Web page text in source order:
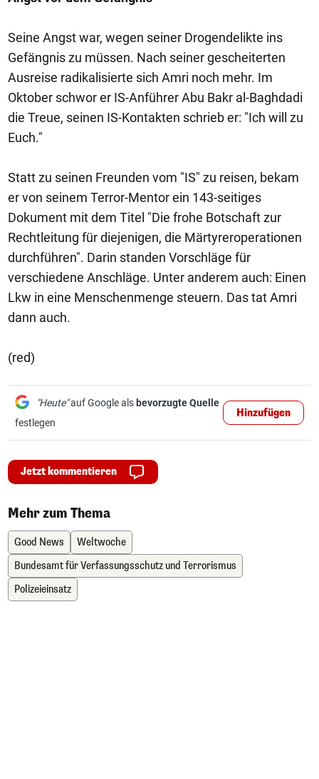
Seine Angst war, wegen seiner Drogendelikte ins
Gefängnis zu müssen. Nach seiner gescheiterten
Ausreise radikalisierte sich Amri noch mehr. Im
Oktober schwor er IS-Anführer Abu Bakr al-Baghdadi
die Treue, seinen IS-Kontakten schrieb er: "Ich will zu
Euch."
Statt zu seinen Freunden vom "IS" zu reisen, bekam
er von seinem Terror-Mentor ein 143-seitiges
Dokument mit dem Titel "Die frohe Botschaft zur
Rechtleitung für diejenigen, die Märtyreroperationen
durchführen". Darin standen Vorschläge für
verschiedene Anschläge. Unter anderem auch: Einen
Lkw in eine Menschenmenge steuern. Das tat Amri
dann auch.
(red)
"Heute"auf Google als bevorzugte Quelle
festlegen
Hinzufügen
Jetzt kommentieren
Mehr zum Thema
Good News
Weltwoche
Bundesamt für Verfassungsschutz und Terrorismus
Polizeieinsatz